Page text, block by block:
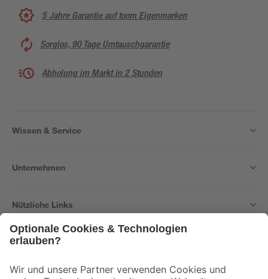
5 Jahre Garantie auf toom Eigenmarken
Sorglos, 90 Tage Umtauschgarantie
Abholung im Markt in 2 Stunden
Wissen & Service
Unternehmen
Nützliche Links
Der toom Newsletter: Keine Angebote und Aktionen mehr verpassen!